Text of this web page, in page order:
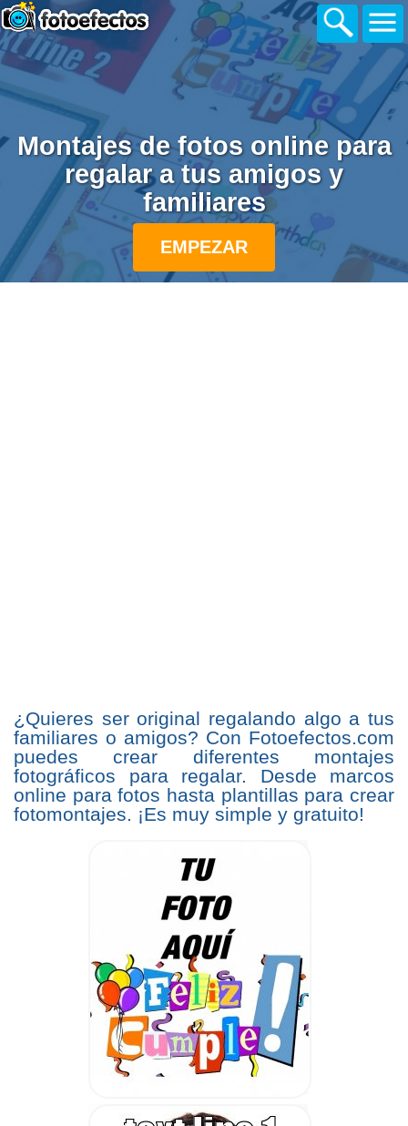
Montajes de fotos online para
regalar a tus amigos y
familiares
EMPEZAR
¿Quieres ser original regalando algo a tus
familiares o amigos? Con Fotoefectos.com
puedes crear diferentes montajes
fotográficos para regalar. Desde marcos
online para fotos hasta plantillas para crear
fotomontajes. ¡Es muy simple y gratuito!